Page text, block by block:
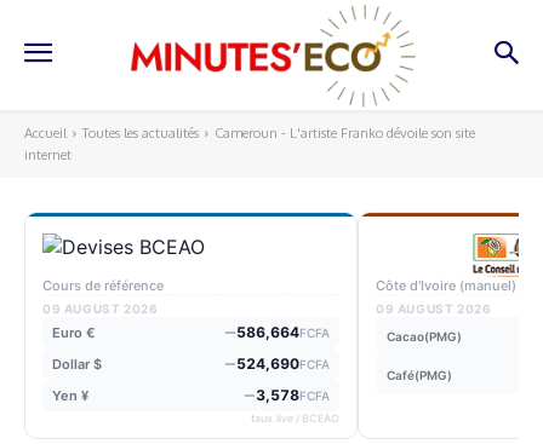
Accueil Toutes les actualités
Cameroun - L'artiste Franko dévoile son site
internet
Cours de référence
09 AUGUST 2026
Euro € 586,664FCFA
Dollar $ 524,690FCFA
Yen ¥ 3,578FCFA
taux.live / BCEAO
Côte d'Ivoire (manuel)
09 AUGUST 2026
Cacao(PMG)
Café(PMG)